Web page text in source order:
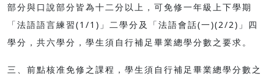
部分與口說部分皆為十二分以上，可免修一年級上下學期
「法語語言練習(1/1)」二學分及「法語會話(一)(2/2)」四
學分，共六學分，學生須自行補足畢業總學分數之要求。
三、前點核准免修之課程，學生須自行補足畢業總學分數之